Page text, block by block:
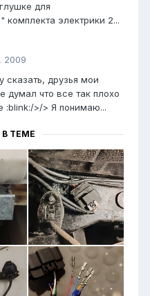
для
комплекта электрики 2...
2009
сказать, друзья мои
думал что все так плохо
:blink:/>/> Я понимаю...
ТЕМЕ